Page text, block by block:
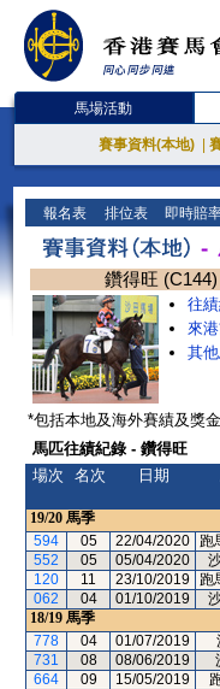
馬場活動
賽事資料(本地)
報名表 排位表 即時賠
鑽得旺
往
來
其
*包括本地及海外賽績及獎金
馬匹往績紀錄 - 鑽得旺
場次
名次 日期
19/20 馬季
594
05 22/04/2020 跑
552
05 05/04/2020
120
11 23/10/2019 跑
062
04 01/10/2019
18/19 馬季
778
04 01/07/2019
731
08 08/06/2019
664
09 15/05/2019